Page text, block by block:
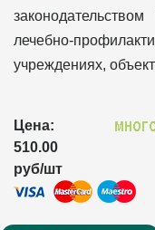
лечебно-
учреждениях,
Цена:
510.00
руб/шт